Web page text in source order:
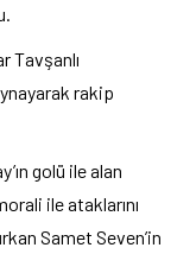
Tavşanlı
rakip
golü ile alan
ile ataklarını
Samet Seven’in